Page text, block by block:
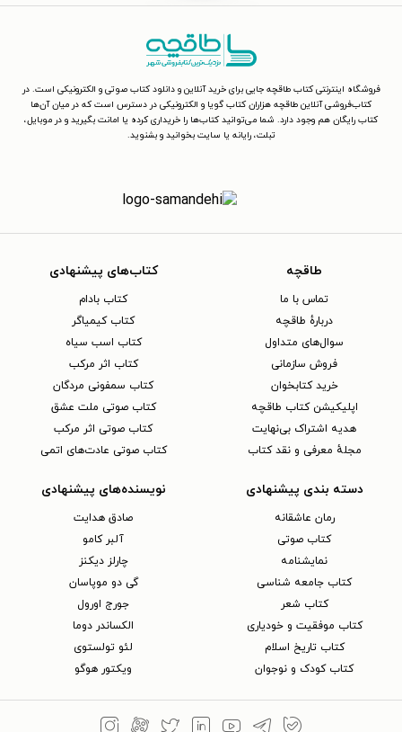
فروشگاه اینترنتی کتاب طاقچه جایی برای خرید آنلاین و دانلود کتاب صوتی و الکترونیکی است. در
کتاب‌فروشی آنلاین طاقچه هزاران کتاب گویا و الکترونیکی در دسترس است که در میان آن‌ها
کتاب رایگان هم وجود دارد. شما می‌توانید کتاب‌ها را خریداری کرده یا امانت بگیرید و در موبایل،
تبلت، رایانه یا سایت بخوانید و بشنوید.
طاقچه
تماس با ما
دربارهٔ طاقچه
سوال‌های متداول
فروش سازمانی
خرید کتابخوان
اپلیکیشن کتاب طاقچه
هدیه اشتراک بی‌نهایت
مجلهٔ معرفی و نقد کتاب
کتاب‌های پیشنهادی
کتاب بادام
کتاب کیمیاگر
کتاب اسب سیاه
کتاب اثر مرکب
کتاب سمفونی مردگان
کتاب صوتی ملت عشق
کتاب صوتی اثر مرکب
کتاب صوتی عادت‌های اتمی
دسته بندی پیشنهادی
رمان عاشقانه
کتاب‌ صوتی
نمایشنامه
کتاب جامعه شناسی
کتاب شعر
کتاب موفقیت و خودیاری
کتاب تاریخ اسلام
کتاب کودک و نوجوان
نویسنده‌های پیشنهادی
صادق هدایت
آلبر کامو
چارلز دیکنز
گی دو موپاسان
جورج اورول
الکساندر دوما
لئو تولستوی
ویکتور هوگو